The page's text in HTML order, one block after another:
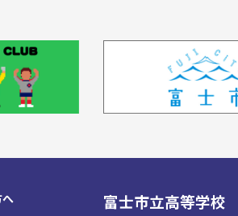
富士市立高等学校